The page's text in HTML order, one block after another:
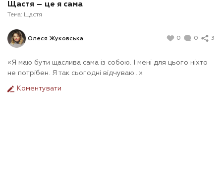
Щастя – це я сама
Тема: Щастя
Олеся Жуковська 0 0 3
«Я маю бути щаслива сама із собою. І мені для цього ніхто
не потрібен. Я так сьогодні відчуваю…».
Коментувати